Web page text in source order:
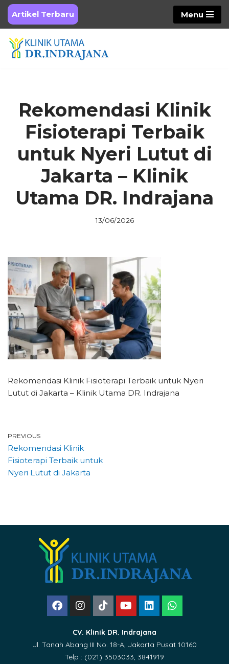
Skip
to
content
Artikel Terbaru Menu
Rekomendasi Klinik
Fisioterapi Terbaik
untuk Nyeri Lutut di
Jakarta – Klinik
Utama DR. Indrajana
13/06/2026
Rekomendasi Klinik Fisioterapi Terbaik untuk Nyeri
Lutut di Jakarta – Klinik Utama DR. Indrajana
PREVIOUS
Rekomendasi Klinik
Fisioterapi Terbaik untuk
Nyeri Lutut di Jakarta
CV. Klinik DR. Indrajana
Jl. Tanah Abang III No. 18-A, Jakarta Pusat 10160
Telp : (021) 3503033, 3841919